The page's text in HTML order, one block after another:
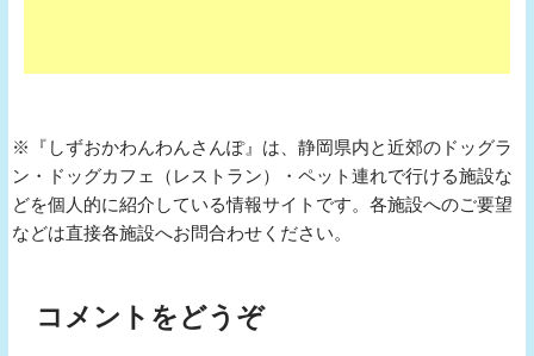
※『しずおかわんわんさんぽ』は、静岡県内と近郊のドッグラ
ン・ドッグカフェ（レストラン）・ペット連れで行ける施設な
どを個人的に紹介している情報サイトです。各施設へのご要望
などは直接各施設へお問合わせください。
コメントをどうぞ